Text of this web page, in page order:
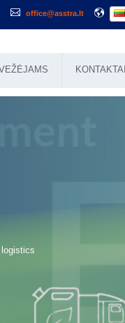
office@asstra.lt
KONTAKTAI